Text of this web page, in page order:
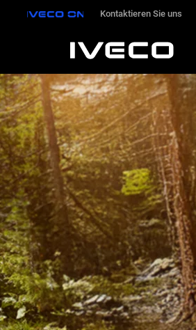
IVECO ON Kontaktieren Sie uns